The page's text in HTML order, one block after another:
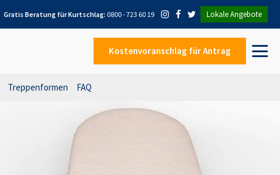
Gratis Beratung fürKurtschlag: 0800 - 723 60 19 Lokale Angebote
Kostenvoranschlag für Antrag
Treppenformen FAQ